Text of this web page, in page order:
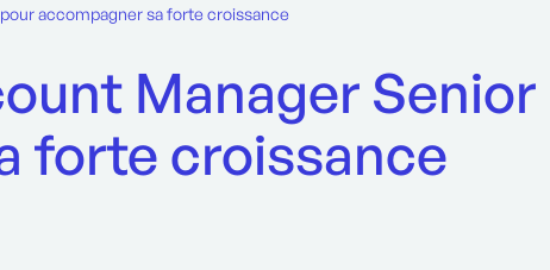
accompagner sa forte croissance
Manager
forte croissance